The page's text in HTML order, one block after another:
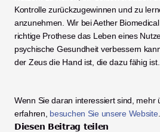
Kontrolle zurückzugewinnen und zu
anzunehmen. Wir bei Aether
richtige Prothese das Leben eines
psychische Gesundheit verbessern
der Zeus die Hand ist, die dazu fähig ist.
Wenn Sie daran interessiert sind, mehr
erfahren, besuchen Sie unsere Website
Diesen Beitrag teilen